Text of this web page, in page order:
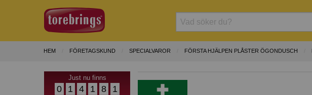
HEM FÖRETAGSKUND SPECIALVAROR FÖRSTA HJÄLPEN PLÅSTER ÖGONDUSCH
Just nu finns
0 1 4 1 8 1